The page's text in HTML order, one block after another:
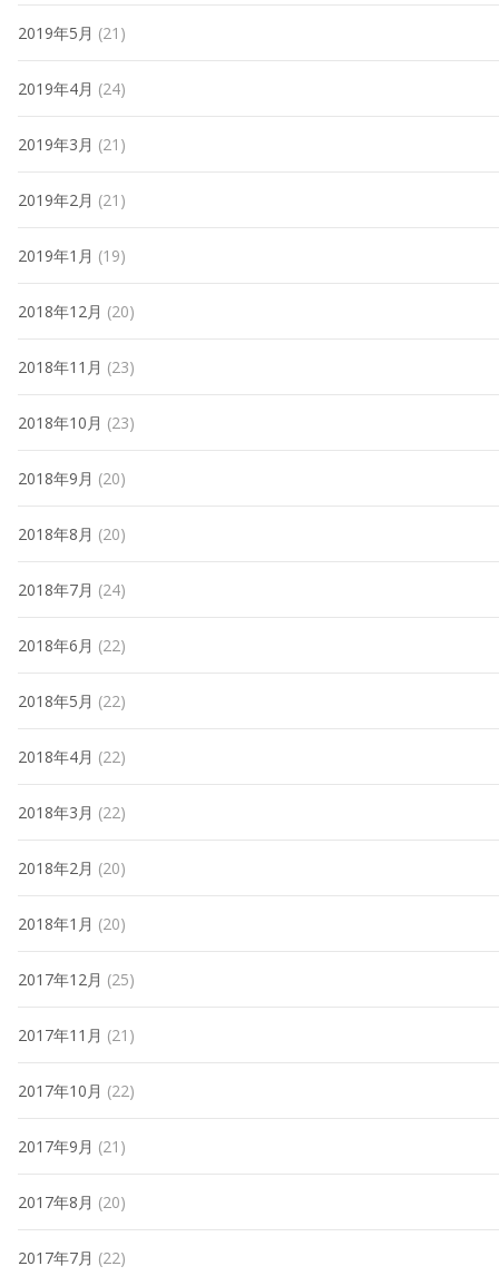
2019年5月 (21)
2019年4月 (24)
2019年3月 (21)
2019年2月 (21)
2019年1月 (19)
2018年12月 (20)
2018年11月 (23)
2018年10月 (23)
2018年9月 (20)
2018年8月 (20)
2018年7月 (24)
2018年6月 (22)
2018年5月 (22)
2018年4月 (22)
2018年3月 (22)
2018年2月 (20)
2018年1月 (20)
2017年12月 (25)
2017年11月 (21)
2017年10月 (22)
2017年9月 (21)
2017年8月 (20)
2017年7月 (22)